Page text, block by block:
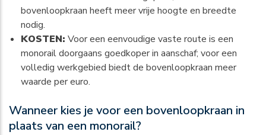
bovenloopkraan heeft meer vrije hoogte en breedte
nodig.
KOSTEN: Voor een eenvoudige vaste route is een
monorail doorgaans goedkoper in aanschaf; voor een
volledig werkgebied biedt de bovenloopkraan meer
waarde per euro.
Wanneer kies je voor een bovenloopkraan in
plaats van een monorail?